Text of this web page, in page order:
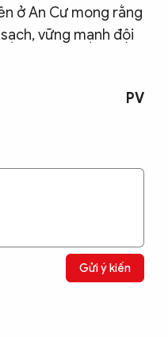
ở An Cư mong rằng
vững mạnh đội
PV
Gửi ý kiến